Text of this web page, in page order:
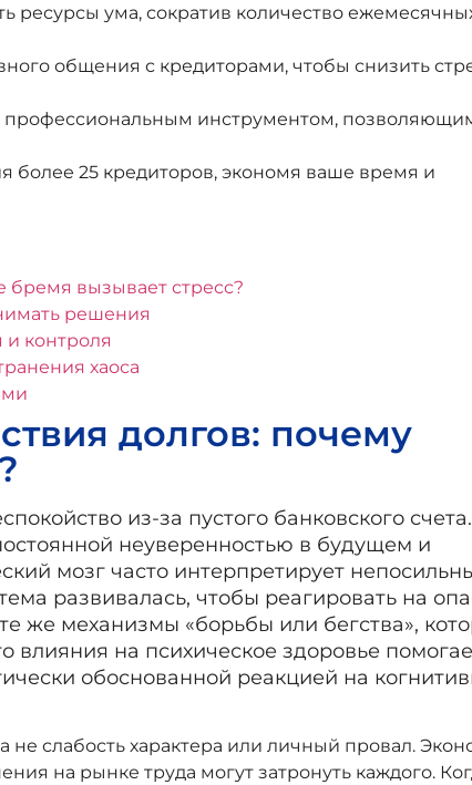
ресурсы ума, сократив количество
общения с кредиторами, чтобы снизить
профессиональным инструментом,
более 25 кредиторов, экономя ваше время и
бремя вызывает стресс?
решения
и контроля
хаоса
долгов: почему
из-за пустого банковского
неуверенностью в будущем и
мозг часто интерпретирует
развивалась, чтобы реагировать на
же механизмы «борьбы или бегства»,
влияния на психическое здоровье
обоснованной реакцией на
слабость характера или личный провал.
на рынке труда могут затронуть каждого.